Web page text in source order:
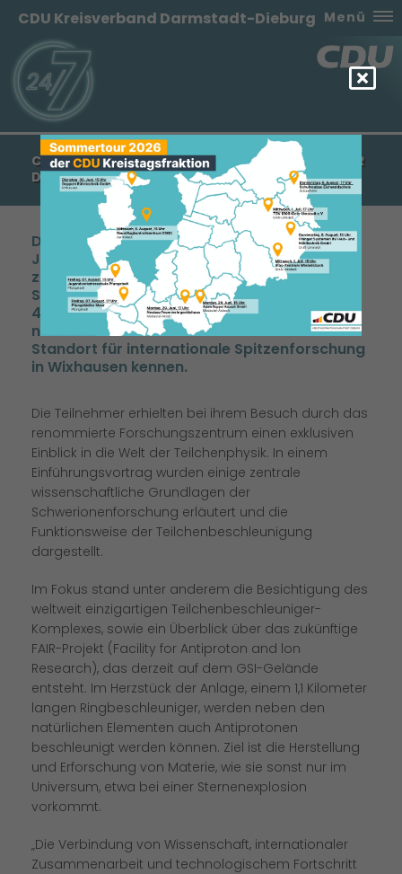
CDU Kreisverband Darmstadt-Dieburg Menü
CDU SEEHEIM-JUGENHEIM INFORMIERT SICH ÜBER
DAS GSI HELMHOLTZZENTRUM
Der Sommerausflug der CDU Seeheim-
Jugenheim führte die Gruppe in diesem Jahr
zum GSI Helmholtzzentrum für
Schwerionenforschung bei Darmstadt. Über
40 interessierte Bürgerinnen und Bürger
nahmen an der Fährt teil und lernten den
Standort für internationale Spitzenforschung
in Wixhausen kennen.
Die Teilnehmer erhielten bei ihrem Besuch durch das
renommierte Forschungszentrum einen exklusiven
Einblick in die Welt der Teilchenphysik. In einem
Einführungsvortrag wurden einige zentrale
wissenschaftliche Grundlagen der
Schwerionenforschung erläutert und die
Funktionsweise der Teilchenbeschleunigung
dargestellt.
Im Fokus stand unter anderem die Besichtigung des
weltweit einzigartigen Teilchenbeschleuniger-
Komplexes, sowie ein Überblick über das zukünftige
FAIR-Projekt (Facility for Antiproton and lon
Research), das derzeit auf dem GSI-Gelände
entsteht. Im Herzstück der Anlage, einem 1,1 Kilometer
langen Ringbeschleuniger, werden neben den
natürlichen Elementen auch Antiprotonen
beschleunigt werden können. Ziel ist die Herstellung
und Erforschung von Materie, wie sie sonst nur im
Universum, etwa bei einer Sternenexplosion
vorkommt.
Die Verbindung von Wissenschaft, internationaler
Zusammenarbeit und technologischem Fortschritt